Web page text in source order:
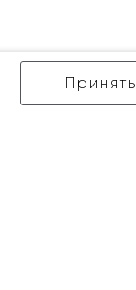
Принять